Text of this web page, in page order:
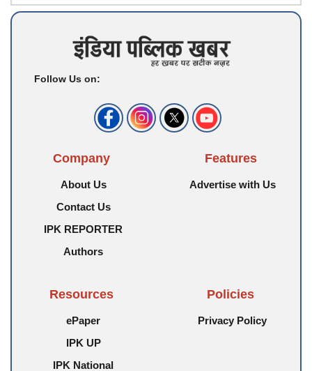
Follow Us on:
Company
About Us
Contact Us
IPK REPORTER
Authors
Features
Advertise with Us
Resources
ePaper
IPK UP
IPK National
Policies
Privacy Policy